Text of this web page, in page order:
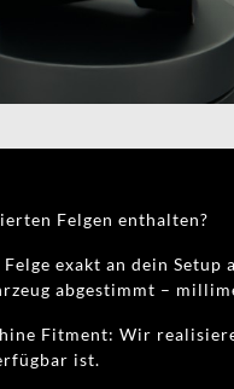
Felgen enthalten?
exakt an dein Setup
abgestimmt –
Fitment: Wir
ist.